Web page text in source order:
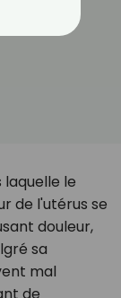
le
de l'utérus se
douleur,
sa
mal